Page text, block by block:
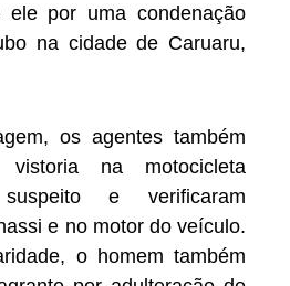
ele por uma condenação
na cidade de Caruaru,
os agentes também
vistoria na motocicleta
e verificaram
e no motor do veículo.
o homem também